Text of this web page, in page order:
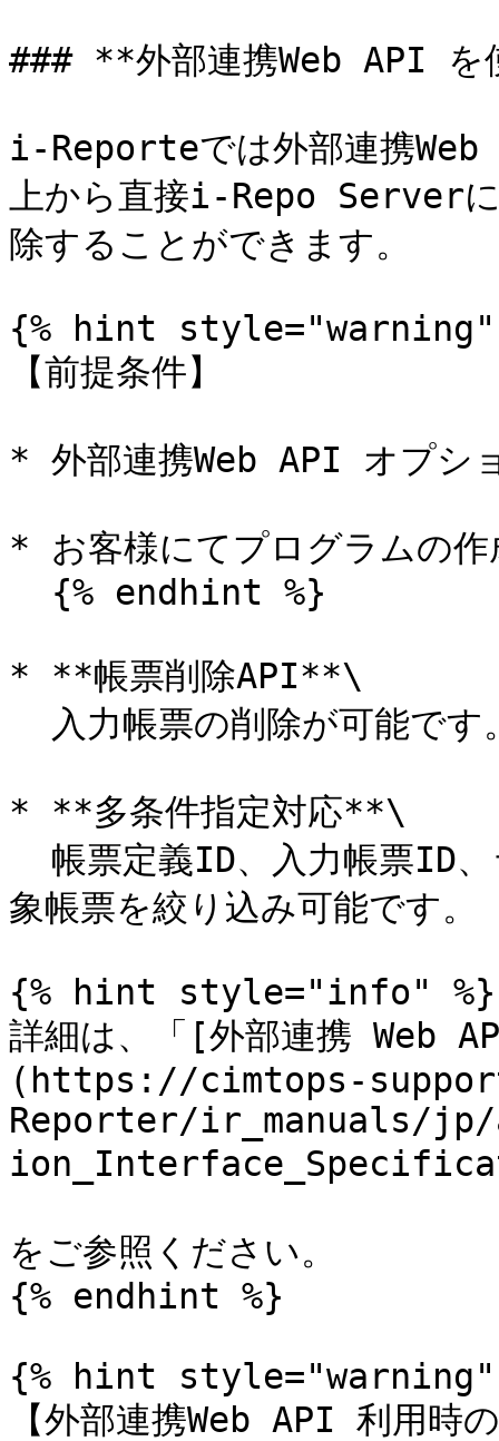
### **外部連携Web API を
i-Reporteでは外部連携Web
上から直接i-Repo Server
除することができます。
{% hint style="warning"
【前提条件】
* 外部連携Web API オプシ
* お客様にてプログラムの作
* **帳票削除API**\
* **多条件指定対応**\
象帳票を絞り込み可能です。
{% hint style="info" %}
詳細は、「[外部連携 Web
(https://cimtops-
Reporter/ir_manuals/
をご参照ください。
{% endhint %}
{% hint style="warning"
【外部連携Web API 利用時